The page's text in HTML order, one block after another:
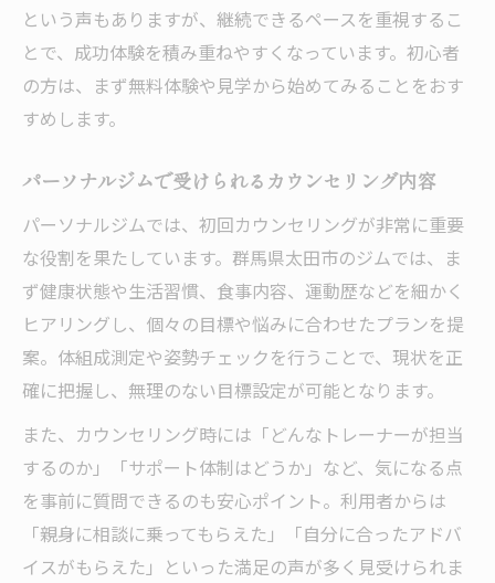
という声もありますが、継続できるペースを重視するこ
とで、成功体験を積み重ねやすくなっています。初心者
の方は、まず無料体験や見学から始めてみることをおす
すめします。
パーソナルジムで受けられるカウンセリング内容
パーソナルジムでは、初回カウンセリングが非常に重要
な役割を果たしています。群馬県太田市のジムでは、ま
ず健康状態や生活習慣、食事内容、運動歴などを細かく
ヒアリングし、個々の目標や悩みに合わせたプランを提
案。体組成測定や姿勢チェックを行うことで、現状を正
確に把握し、無理のない目標設定が可能となります。
また、カウンセリング時には「どんなトレーナーが担当
するのか」「サポート体制はどうか」など、気になる点
を事前に質問できるのも安心ポイント。利用者からは
「親身に相談に乗ってもらえた」「自分に合ったアドバ
イスがもらえた」といった満足の声が多く見受けられま